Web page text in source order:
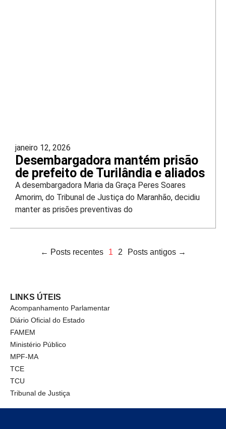
janeiro 12, 2026
Desembargadora mantém prisão
de prefeito de Turilândia e aliados
A desembargadora Maria da Graça Peres Soares
Amorim, do Tribunal de Justiça do Maranhão, decidiu
manter as prisões preventivas do
← Posts recentes 1 2 Posts antigos →
LINKS ÚTEIS
Acompanhamento Parlamentar
Diário Oficial do Estado
FAMEM
Ministério Público
MPF-MA
TCE
TCU
Tribunal de Justiça